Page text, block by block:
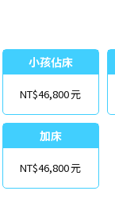
小孩佔床
NT$46,800
加床
NT$46,800